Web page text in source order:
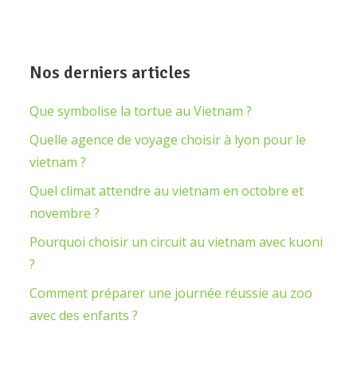
Nos derniers articles
Que symbolise la tortue au Vietnam ?
Quelle agence de voyage choisir à lyon pour le
vietnam ?
Quel climat attendre au vietnam en octobre et
novembre ?
Pourquoi choisir un circuit au vietnam avec kuoni
?
Comment préparer une journée réussie au zoo
avec des enfants ?